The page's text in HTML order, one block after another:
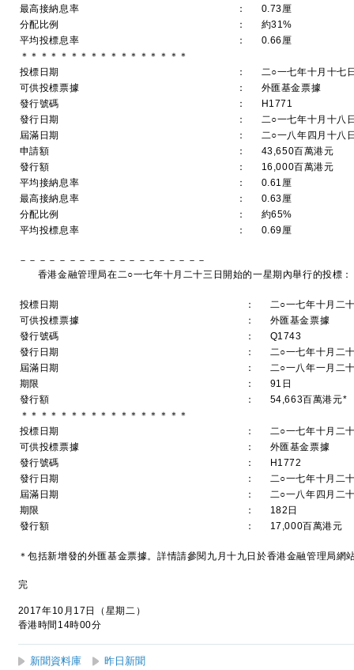
最高接納息率
：
0.73厘
分配比例
：
約31%
平均投標息率
：
0.66厘
＊＊＊＊＊＊＊＊＊＊＊＊＊＊＊＊＊
投標日期
：
二○一七年十月十七
可供投標票據
：
外匯基金票據
發行號碼
：
H1771
發行日期
：
二○一七年十月十八
屆滿日期
：
二○一八年四月十八
申請額
：
43,650百萬港元
發行額
：
16,000百萬港元
平均接納息率
：
0.61厘
最高接納息率
：
0.63厘
分配比例
：
約65%
平均投標息率
： 0.69厘
－－－－－－－－－－－－－－－－－－－
香港金融管理局在二○一七年十月二十三日開始的一星期內舉行的投標：
投標日期 ：
二○一七年十月二
可供投標票據
：
外匯基金票據
發行號碼
：
Q1743
發行日期
：
二○一七年十月二
屆滿日期
：
二○一八年一月二
期限
：
91日
發行額
：
54,663百萬港元*
＊＊＊＊＊＊＊＊＊＊＊＊＊＊＊＊＊
投標日期
：
二○一七年十月二
可供投標票據
：
外匯基金票據
發行號碼
：
H1772
發行日期
：
二○一七年十月二
屆滿日期
：
二○一八年四月二
期限
：
182日
發行額
： 17,000百萬港元
＊包括新增發的外匯基金票據。詳情請參閱九月十九日於香港金融管理局網
完
2017年10月17日（星期二）
香港時間14時00分
新聞資料庫 昨日新聞